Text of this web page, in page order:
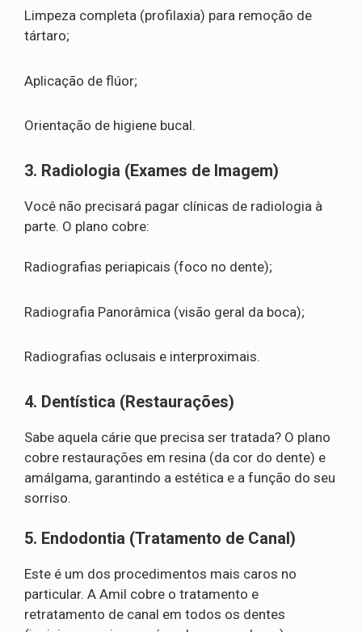
Limpeza completa (profilaxia) para remoção de
tártaro;
Aplicação de flúor;
Orientação de higiene bucal.
3. Radiologia (Exames de Imagem)
Você não precisará pagar clínicas de radiologia à
parte. O plano cobre:
Radiografias periapicais (foco no dente);
Radiografia Panorâmica (visão geral da boca);
Radiografias oclusais e interproximais.
4. Dentística (Restaurações)
Sabe aquela cárie que precisa ser tratada? O plano
cobre restaurações em resina (da cor do dente) e
amálgama, garantindo a estética e a função do seu
sorriso.
5. Endodontia (Tratamento de Canal)
Este é um dos procedimentos mais caros no
particular. A Amil cobre o tratamento e
retratamento de canal em todos os dentes